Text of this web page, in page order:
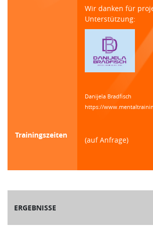
Wir danken für
Unterstützung:
Danijela Bradfisch
https://
Trainingszeiten
(auf Anfrage)
ERGEBNISSE